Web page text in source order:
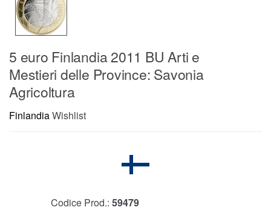
5 euro Finlandia 2011 BU Arti e
Mestieri delle Province: Savonia
Agricoltura
FinlandiaWishlist
Codice Prod.: 59479